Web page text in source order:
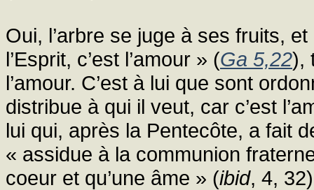
Oui, l’arbre se juge à ses fruits,
l’Esprit, c’est l’amour » (Ga 5,22),
l’amour. C’est à lui que sont
distribue à qui il veut, car c’est
lui qui, après la Pentecôte, a fait
« assidue à la communion
coeur et qu’une âme » (ibid, 4,